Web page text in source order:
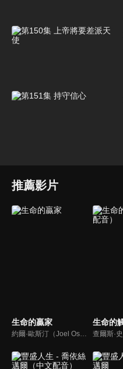
推薦影片
生命的贏家